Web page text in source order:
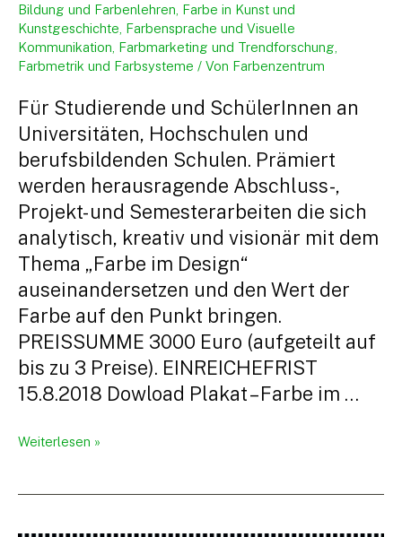
Bildung und Farbenlehren Farbe in Kunst und
Kunstgeschichte Farbensprache und Visuelle
Kommunikation Farbmarketing und Trendforschung
Farbmetrik und Farbsysteme / Von Farbenzentrum
Für Studierende und SchülerInnen an
Universitäten, Hochschulen und
berufsbildenden Schulen. Prämiert
werden herausragende Abschluss-,
Projekt- und Semesterarbeiten die sich
analytisch, kreativ und visionär mit dem
Thema „Farbe im Design“
auseinandersetzen und den Wert der
Farbe auf den Punkt bringen.
PREISSUMME 3000 Euro (aufgeteilt auf
bis zu 3 Preise). EINREICHEFRIST
15.8.2018 Dowload Plakat – Farbe im …
Farbenpreis
im
Weiterlesen »